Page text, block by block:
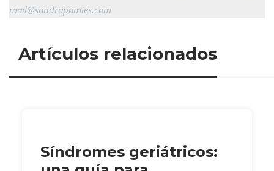
mail@sandrapamies.com
Artículos relacionados
Síndromes geriátricos: